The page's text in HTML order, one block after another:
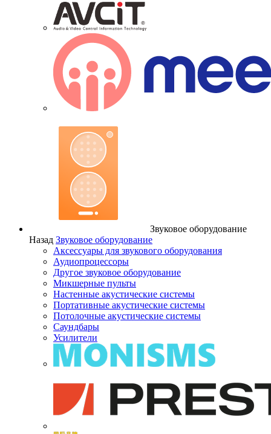
Звуковое оборудование
Назад Звуковое оборудование
Аксессуары для звукового оборудования
Аудиопроцессоры
Другое звуковое оборудование
Микшерные пульты
Настенные акустические системы
Портативные акустические системы
Потолочные акустические системы
Саундбары
Усилители